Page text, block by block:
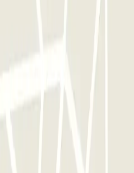
pouvez entrer et sortir du
vous le souhaitez.
Gare de l'Est: Avis